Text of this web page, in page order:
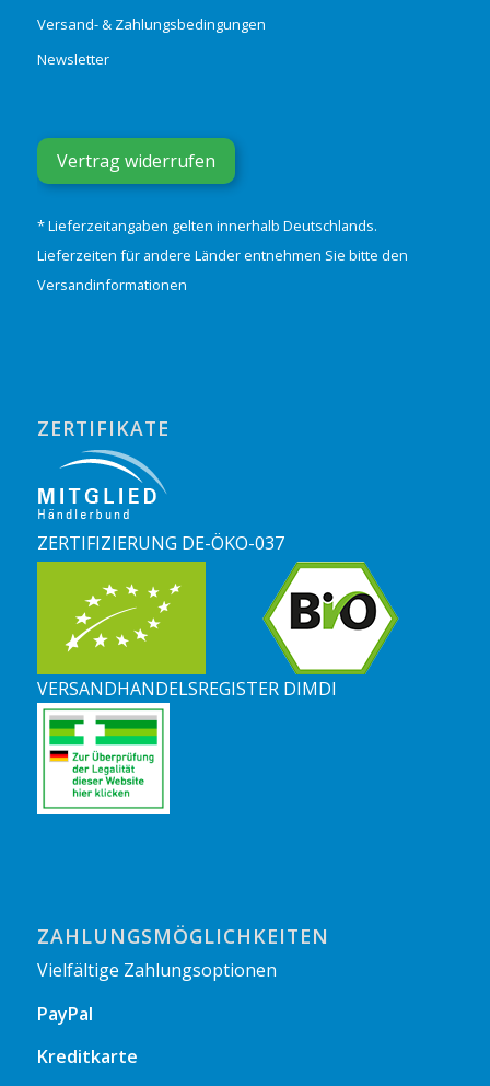
Versand- & Zahlungsbedingungen
Newsletter
Vertrag widerrufen
* Lieferzeitangaben gelten innerhalb Deutschlands.
Lieferzeiten für andere Länder entnehmen Sie bitte den
Versandinformationen
ZERTIFIKATE
ZERTIFIZIERUNG DE-ÖKO-037
VERSANDHANDELSREGISTER DIMDI
ZAHLUNGSMÖGLICHKEITEN
Vielfältige Zahlungsoptionen
PayPal
Kreditkarte